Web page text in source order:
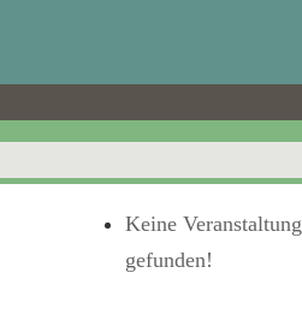
Keine Veranstaltung
gefunden!